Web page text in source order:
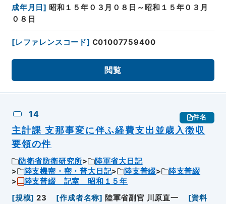
成年月日] 昭和１５年０３月０８日～昭和１５年０３月
０８日
[レファレンスコード] C01007759400
閲覧
14 件名
主計課 支那事変に伴ふ経費支出並歳入徴収
要領の件
防衛省防衛研究所
陸軍省大日記
陸支機密・密・普大日記
陸支普綴
陸支普綴
陸支普綴 記室 昭和１５年
[規模] 23 [作成者名称] 陸軍省副官 川原直一 [資料